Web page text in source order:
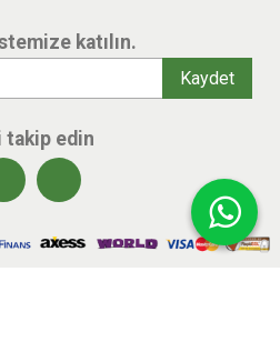
katılın.
takip edin